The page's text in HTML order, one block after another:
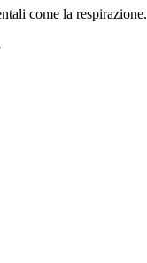
come la respirazione.